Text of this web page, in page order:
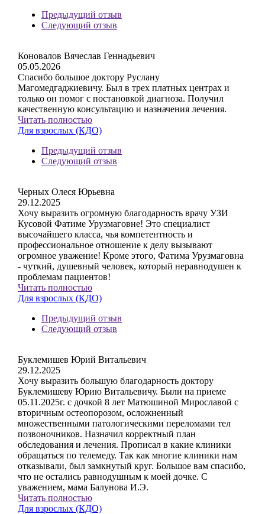
Предыдущий отзыв
Следующий отзыв
Коновалов Вячеслав Геннадьевич
05.05.2026
Спасибо большое доктору Руслану
Магомедгаджиевичу. Был в трех платных центрах и
только он помог с постановкой диагноза. Получил
качественную консультацию и назначения лечения.
Читать полностью
Для взрослых (КДО)
Предыдущий отзыв
Следующий отзыв
Черных Олеся Юрьевна
29.12.2025
Хочу выразить огромную благодарность врачу УЗИ
Кусовой Фатиме Урузмаговне! Это специалист
высочайшего класса, чья компетентность и
профессиональное отношение к делу вызывают
огромное уважение! Кроме этого, Фатима Урузмаговна
- чуткий, душевный человек, который неравнодушен к
проблемам пациентов!
Читать полностью
Для взрослых (КДО)
Предыдущий отзыв
Следующий отзыв
Буклемишев Юрий Витальевич
29.12.2025
Хочу выразить большую благодарность доктору
Буклемишеву Юрию Витальевичу. Были на приеме
05.11.2025г. с дочкой 8 лет Матюшиной Мирославой с
вторичным остеопорозом, осложненный
множественными патологическими переломами тел
позвоночников. Назначил корректный план
обследования и лечения. Прописал в какие клиники
обращаться по телемеду. Так как многие клиники нам
отказывали, был замкнутый круг. Большое вам спасибо,
что не остались равнодушным к моей дочке. С
уважением, мама Балунова И.Э.
Читать полностью
Для взрослых (КДО)